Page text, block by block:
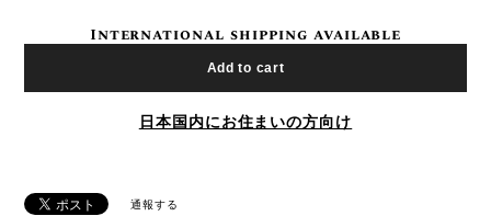
International shipping available
Add to cart
日本国内にお住まいの方向け
通報する